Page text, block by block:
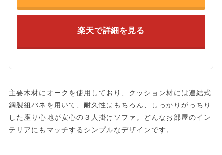
楽天で詳細を見る
主要木材にオークを使用しており、クッション材には連結式
鋼製組バネを用いて、耐久性はもちろん、しっかりがっちり
した座り心地が安心の３人掛けソファ。どんなお部屋のイン
テリアにもマッチするシンプルなデザインです。